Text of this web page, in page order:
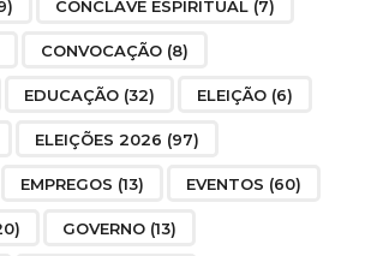
CONCLAVE ESPIRITUAL (7)
CONVOCAÇÃO (8)
EDUCAÇÃO (32) ELEIÇÃO (6)
ELEIÇÕES 2026 (97)
EMPREGOS (13) EVENTOS (60)
GOVERNO (13)